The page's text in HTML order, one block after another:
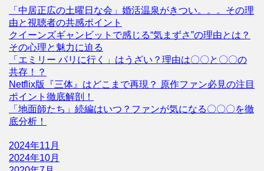
「中居正広の土曜日な会」婚活温泉がきつい。。。その理
由と視聴者の共感ポイント
クイーンズギャンビットで感じる“気まずさ”の理由とは？
その心理と魅力に迫る
「エミリー パリに行く」はうざい？理由は〇〇と〇〇の
共存！？
Netflix版『三体』はどこまで再現？ 原作ファン必見の注目
ポイント徹底解剖！
「地面師たち」続編はいつ？ファンが気になる〇〇〇を徹
底分析！
2024年11月
2024年10月